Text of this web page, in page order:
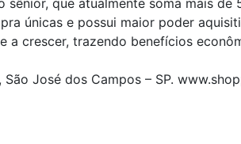
que atualmente soma mais de
únicas e possui maior poder
a crescer, trazendo benefícios
José dos Campos – SP.